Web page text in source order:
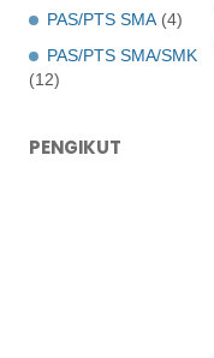
PAS/PTS SMA (4)
PAS/PTS SMA/SMK
(12)
PENGIKUT